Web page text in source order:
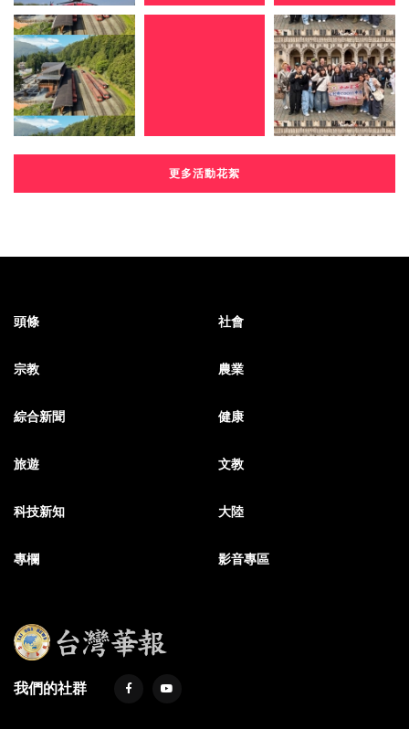
更多活動花絮
頭條 社會
宗教 農業
綜合新聞 健康
旅遊 文教
科技新知 大陸
專欄 影音專區
我們的社群